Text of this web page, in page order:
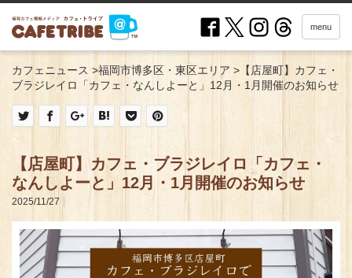
menu
カフェニュース >福岡市博多区・東区エリア > 【店屋町】カフェ・
ブラジレイロ「カフェ・なんしよーと」12月・1月開催のお知らせ
【店屋町】カフェ・ブラジレイロ「カフェ・
なんしよーと」12月・1月開催のお知らせ
2025/11/27